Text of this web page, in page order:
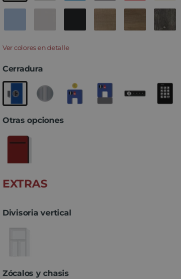
Ver colores en detalle
Cerradura
Otras opciones
EXTRAS
Divisoria vertical
Zócalos y chasis